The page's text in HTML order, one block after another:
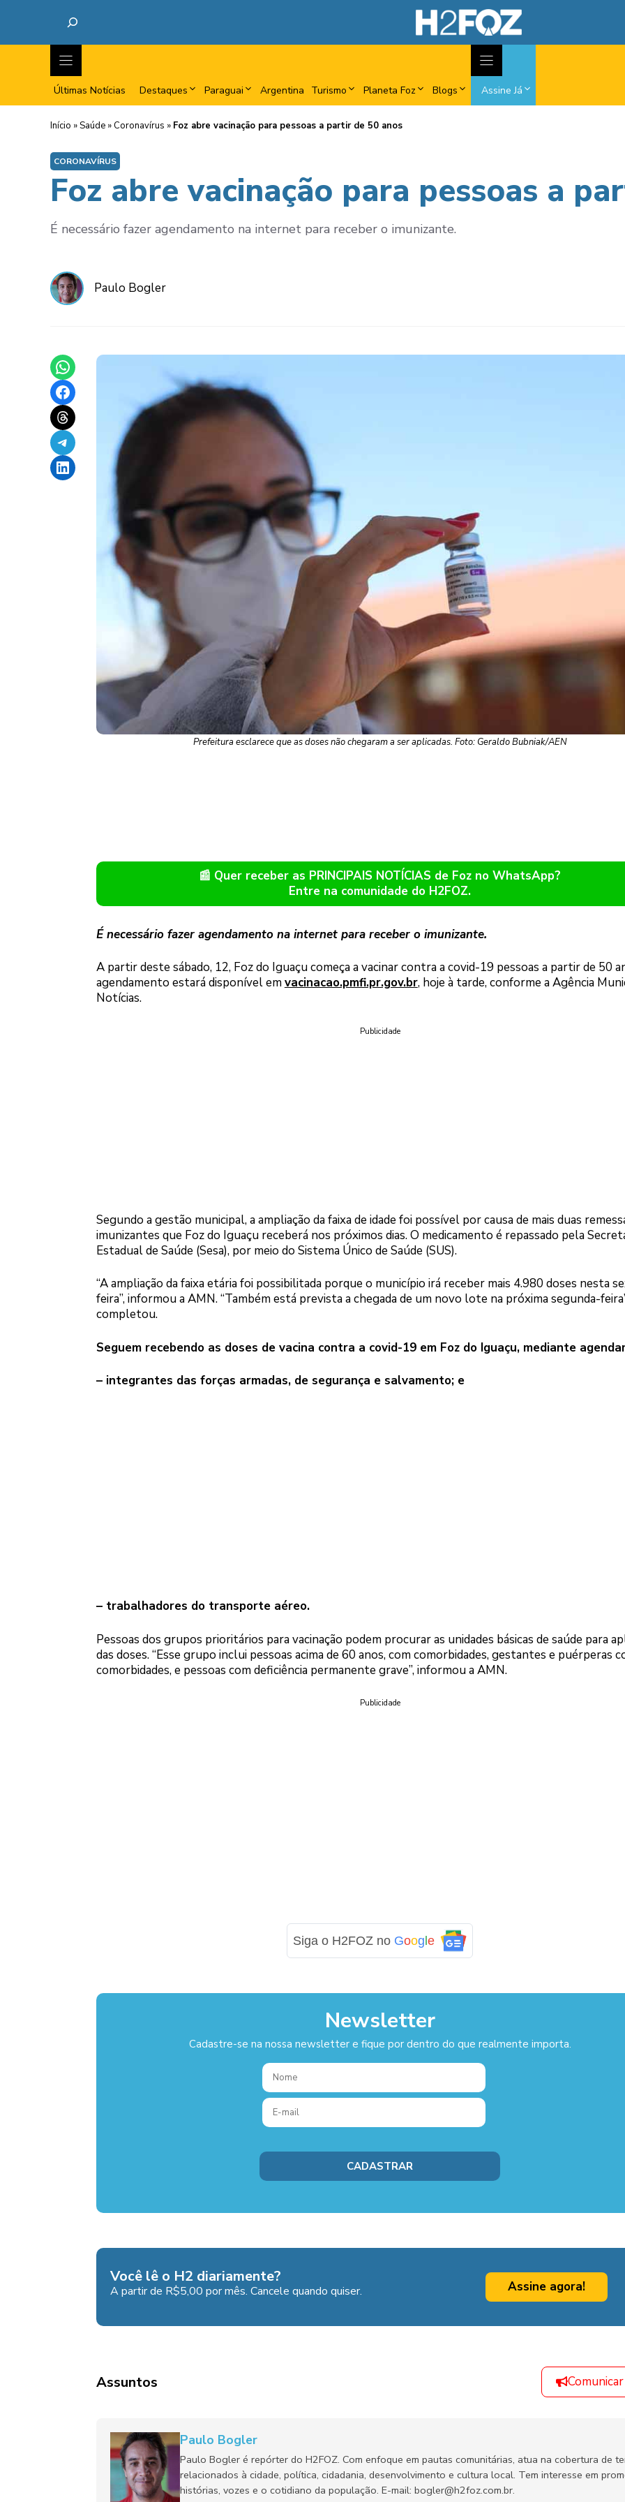
Últimas Notícias Destaques Paraguai Argentina Turismo Planeta Foz Blogs Assine Já
Início »Saúde » Coronavírus » Foz abre vacinação para pessoas a partir de 50 anos
CORONAVÍRUS
Foz abre vacinação para pessoas a
É necessário fazer agendamento na internet para receber o imunizante.
Paulo Bogler
Share on WhatsApp
Share on Facebook
Share on Threads
Share on Telegram
Share on LinkedIn
Prefeitura esclarece que as doses não chegaram a ser aplicadas. Foto: Geraldo Bubniak/AEN
📰 Quer receber as PRINCIPAIS NOTÍCIAS de Foz no WhatsApp?
Entre na comunidade do H2FOZ.
É necessário fazer agendamento na internet para receber o imunizante.
A partir deste sábado, 12, Foz do Iguaçu começa a vacinar contra a covid-19 pessoas a partir de 50
agendamento estará disponível emvacinacao.pmfi.pr.gov.br, hoje à tarde, conforme a Agência
Notícias.
Publicidade
Segundo a gestão municipal, a ampliação da faixa de idade foi possível por causa de mais duas
imunizantes que Foz do Iguaçu receberá nos próximos dias. O medicamento é repassado pela
Estadual de Saúde (Sesa), por meio do Sistema Único de Saúde (SUS).
“A ampliação da faixa etária foi possibilitada porque o município irá receber mais 4.980 doses nesta
feira”, informou a AMN. “Também está prevista a chegada de um novo lote na próxima segunda-
completou.
Seguem recebendo as doses de vacina contra a covid-19 em Foz do Iguaçu, mediante
– integrantes das forças armadas, de segurança e salvamento; e
– trabalhadores do transporte aéreo.
Pessoas dos grupos prioritários para vacinação podem procurar as unidades básicas de saúde para
das doses. “Esse grupo inclui pessoas acima de 60 anos, com comorbidades, gestantes e puérperas
comorbidades, e pessoas com deficiência permanente grave”, informou a AMN.
Publicidade
Siga o H2FOZ no Google
Newsletter
Cadastre-se na nossa newsletter e fique por dentro do que realmente importa.
Você lê o H2 diariamente?
A partir de R$5,00 por mês. Cancele quando quiser. Assine agora!
Assuntos
Paulo Bogler
Paulo Bogler é repórter do H2FOZ. Com enfoque em pautas comunitárias, atua na cobertura de
relacionados à cidade, política, cidadania, desenvolvimento e cultura local. Tem interesse em
histórias, vozes e o cotidiano da população. E-mail: bogler@h2foz.com.br.